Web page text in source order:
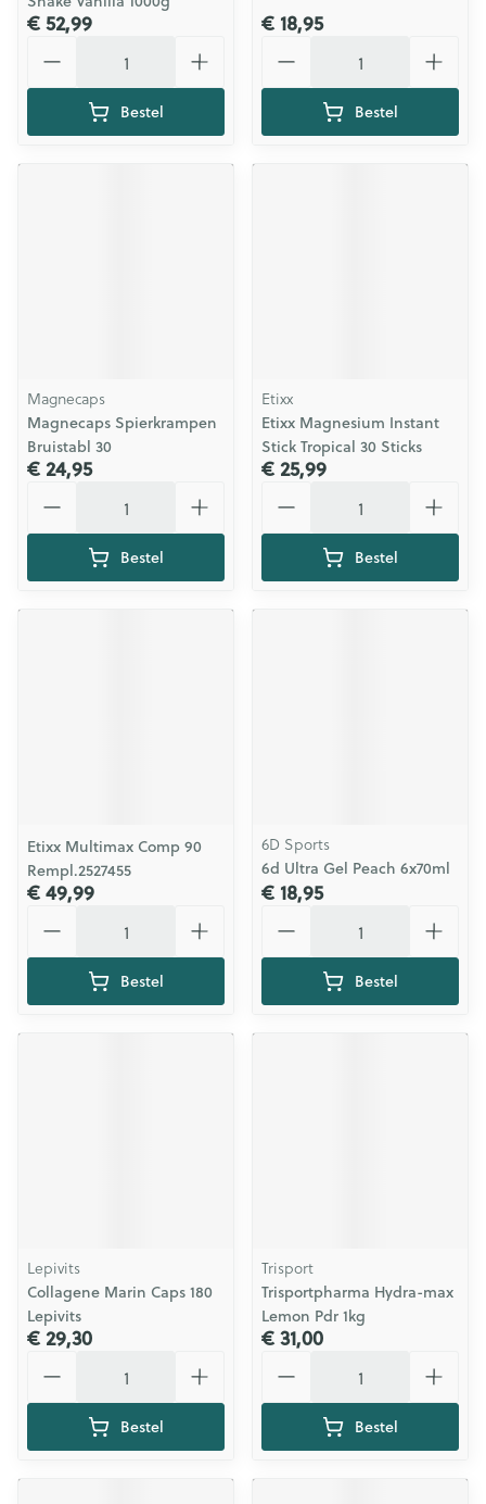
€ 52,99
Bestel
€ 18,95
Bestel
Magnecaps
Magnecaps Spierkrampen
Bruistabl 30
€ 24,95
Bestel
Etixx
Etixx Magnesium Instant
Stick Tropical 30 Sticks
€ 25,99
Bestel
Etixx Multimax Comp 90
Rempl.2527455
€ 49,99
Bestel
6D Sports
6d Ultra Gel Peach 6x70ml
€ 18,95
Bestel
Lepivits
Collagene Marin Caps 180
Lepivits
€ 29,30
Bestel
Trisport
Trisportpharma Hydra-max
Lemon Pdr 1kg
€ 31,00
Bestel